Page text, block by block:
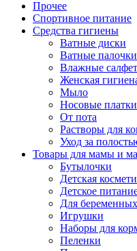
Прочее
Спортивное питание
Средства гигиены
Ватные диски
Ватные палочки
Влажные
Женская
Мыло
Носовые платки
От пота
Растворы для
Уход за
Товары для мамы и
Бутылочки
Детская
Детское
Для
Игрушки
Наборы для
Пеленки